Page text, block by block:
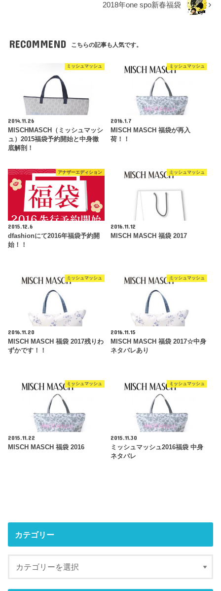
2018年one spo新春福袋
RECOMMEND こちらの記事も人気です。
ミッシュマッシュ
2014.11.26
MISCHMASCH（ミッシュマッシ
ュ）2015福袋予約開始と中身徹
底解剖！
ミッシュマッシュ
2016.1.7
MISCH MASCH 福袋が再入
荷！！
アナザーエディション
2015.12.6
dfashionにて2016年福袋予約開
始！！
ミッシュマッシュ
2016.11.12
MISCH MASCH 福袋 2017
ミッシュマッシュ
2016.11.20
MISCH MASCH 福袋 2017残りわ
ずかです！！
ミッシュマッシュ
2016.11.15
MISCH MASCH 福袋 2017☆中身
ネタバレあり
ミッシュマッシュ
2015.11.22
MISCH MASCH 福袋 2016
ミッシュマッシュ
2015.11.30
ミッシュマッシュ2016福袋 中身
ネタバレ
カテゴリー